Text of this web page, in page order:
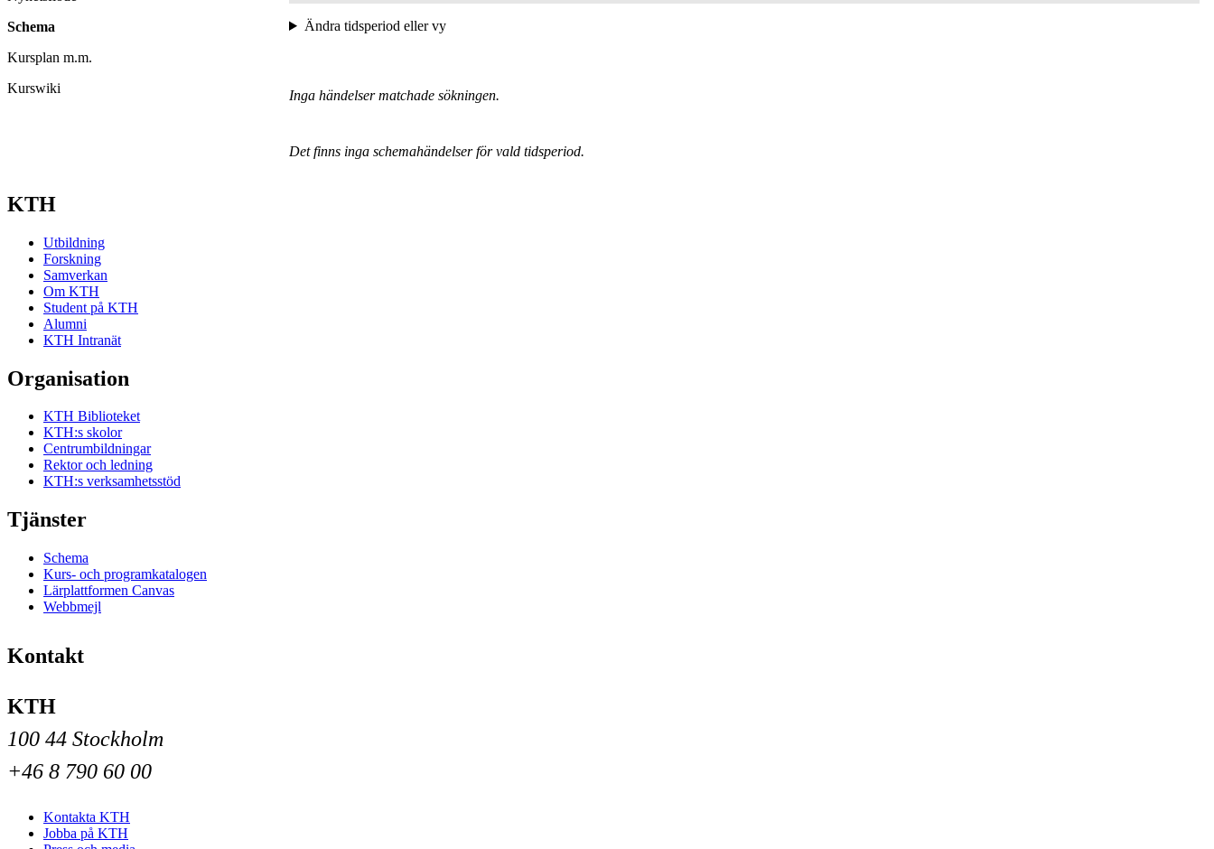
Ändra tidsperiod eller vy
Inga händelser matchade sökningen.
Det finns inga schemahändelser för vald tidsperiod.
Schema
Kursplan m.m.
Kurswiki
KTH
Utbildning
Forskning
Samverkan
Om KTH
Student på KTH
Alumni
KTH Intranät
Organisation
KTH Biblioteket
KTH:s skolor
Centrumbildningar
Rektor och ledning
KTH:s verksamhetsstöd
Tjänster
Schema
Kurs- och programkatalogen
Lärplattformen Canvas
Webbmejl
Kontakt
KTH
100 44 Stockholm
+46 8 790 60 00
Kontakta KTH
Jobba på KTH